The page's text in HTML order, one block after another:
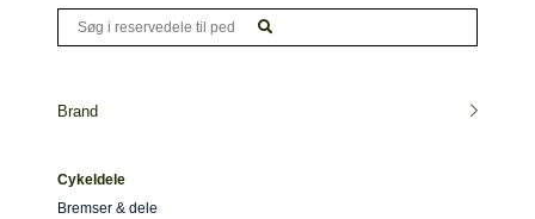
Brand
Cykeldele
Bremser & dele